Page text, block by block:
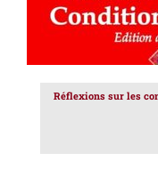
Réflexions sur les